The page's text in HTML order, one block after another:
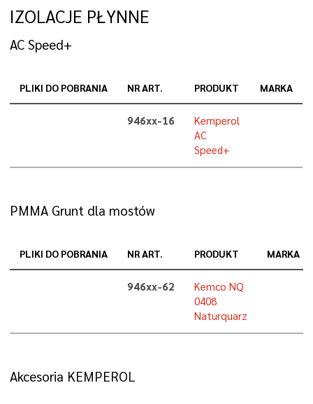
IZOLACJE PŁYNNE
AC Speed+
PLIKI DO POBRANIA NR ART. PRODUKT MARKA
946xx-16
Kemperol
AC
Speed+
PMMA Grunt dla mostów
PLIKI DO POBRANIA NR ART. PRODUKT MARKA
946xx-62
Kemco NQ
0408
Naturquarz
Akcesoria KEMPEROL